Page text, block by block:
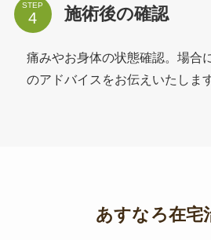
STEP 施術後の確認
痛みやお身体の状態確認。場合
のアドバイスをお伝えいたします
あすなろ在宅